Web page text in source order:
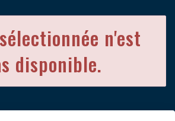
n'est
disponible.